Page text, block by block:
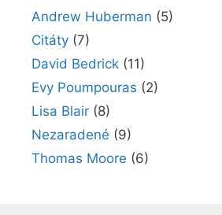
Andrew Huberman (5)
Citáty (7)
David Bedrick (11)
Evy Poumpouras (2)
Lisa Blair (8)
Nezaradené (9)
Thomas Moore (6)